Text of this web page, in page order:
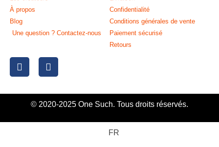
À propos
Blog
Une question ? Contactez-nous
Confidentialité
Conditions générales de vente
Paiement sécurisé
Retours
© 2020-2025 One Such. Tous droits réservés.
FR